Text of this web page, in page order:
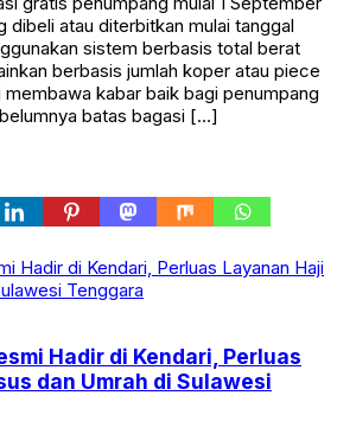
dibeli atau diterbitkan mulai tanggal
sistem berbasis total berat
berbasis jumlah koper atau piece
kabar baik bagi penumpang
batas bagasi […]
Hadir di Kendari, Perluas
dan Umrah di Sulawesi